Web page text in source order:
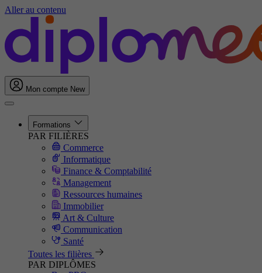
Aller au contenu
Mon compte New
Formations
PAR FILIÈRES
Commerce
Informatique
Finance & Comptabilité
Management
Ressources humaines
Immobilier
Art & Culture
Communication
Santé
Toutes les filières
PAR DIPLÔMES